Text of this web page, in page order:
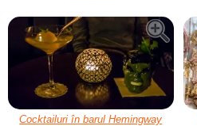
Cocktailuri în barul Hemingway